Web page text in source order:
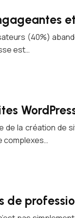
(40%)
est…
de la création
complexes…
de